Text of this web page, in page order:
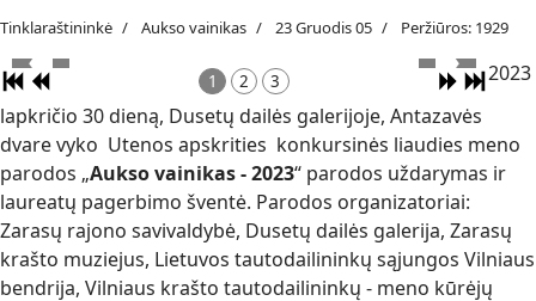
Tinklaraštininkė Aukso vainikas 23 Gruodis 05 Peržiūros: 1929
1 2 3
2023
lapkričio 30 dieną, Dusetų dailės galerijoje, Antazavės
dvare vyko Utenos apskrities konkursinės liaudies meno
parodos „Aukso vainikas - 2023“ parodos uždarymas ir
laureatų pagerbimo šventė. Parodos organizatoriai:
Zarasų rajono savivaldybė, Dusetų dailės galerija, Zarasų
krašto muziejus, Lietuvos tautodailininkų sąjungos Vilniaus
bendrija, Vilniaus krašto tautodailininkų - meno kūrėjų